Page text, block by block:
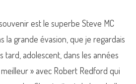
est le superbe Steve MC
la grande évasion, que je regardais
tard, adolescent, dans les années
» avec Robert Redford qui